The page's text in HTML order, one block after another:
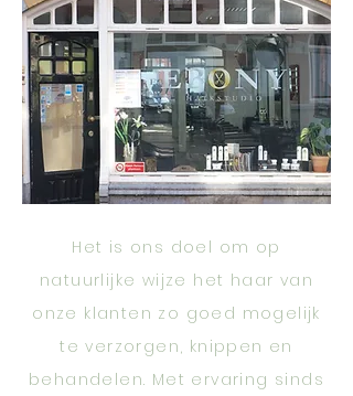
Het is ons doel om op
natuurlijke wijze het haar van
onze klanten zo goed mogelijk
te verzorgen, knippen en
behandelen. Met ervaring sinds